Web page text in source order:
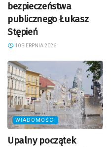
bezpieczeństwa
publicznego Łukasz
Stępień
10 SIERPNIA 2026
WIADOMOŚCI
Upalny początek